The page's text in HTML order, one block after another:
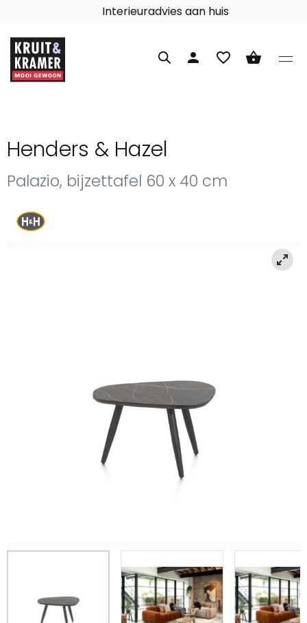
Interieuradvies aan huis
person favorite_border shopping_basket
Henders & Hazel
Palazio, bijzettafel 60 x 40 cm